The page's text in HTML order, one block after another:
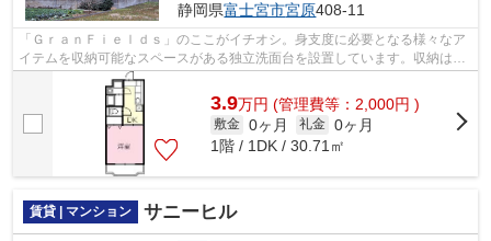
静岡県富士宮市宮原408-11
「ＧｒａｎＦｉｅｌｄｓ」のここがイチオシ。身支度に必要となる様々なア
イテムを収納可能なスペースがある独立洗面台を設置しています。収納はク
ロゼット・シューズボックスなどが備...
3.9万円 (管理費等：2,000円 )
敷金 0ヶ月 礼金 0ヶ月
1階 / 1DK / 30.71㎡
賃貸 | マンション サニーヒル